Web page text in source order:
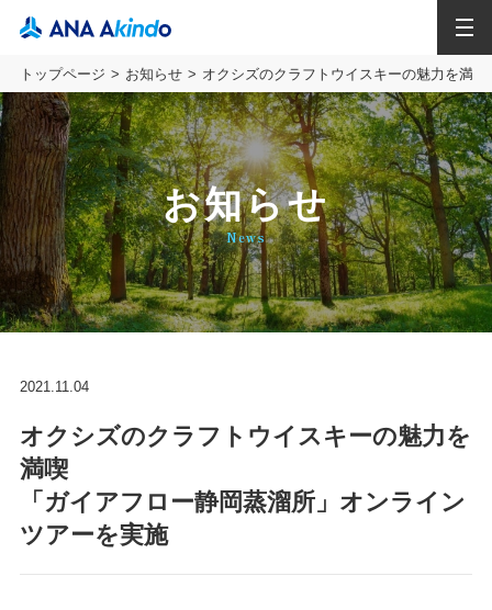
トップページ お知らせ オクシズのクラフトウイスキーの魅力を満
お知らせ
News
2021.11.04
オクシズのクラフトウイスキーの魅力を
満喫
「ガイアフロー静岡蒸溜所」オンライン
ツアーを実施